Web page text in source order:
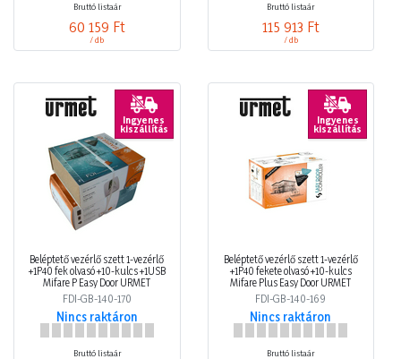
Bruttó listaár
60 159 Ft
/ db
Bruttó listaár
115 913 Ft
/ db
Ingyenes
kiszállítás
Beléptető vezérlő szett 1-vezérlő
+1P40 fek olvasó +10-kulcs +1USB
Mifare P Easy Door URMET
FDI-GB-140-170
Nincs raktáron
Bruttó listaár
Ingyenes
kiszállítás
Beléptető vezérlő szett 1-vezérlő
+1P40 fekete olvasó +10-kulcs
Mifare Plus Easy Door URMET
FDI-GB-140-169
Nincs raktáron
Bruttó listaár